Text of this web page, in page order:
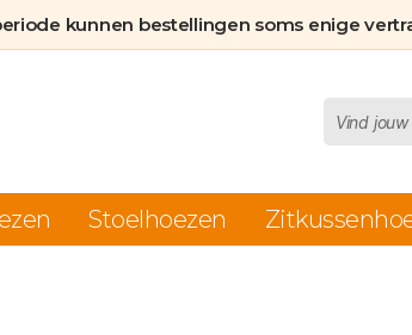
kunnen bestellingen soms enige
zoeken
Stoelhoezen